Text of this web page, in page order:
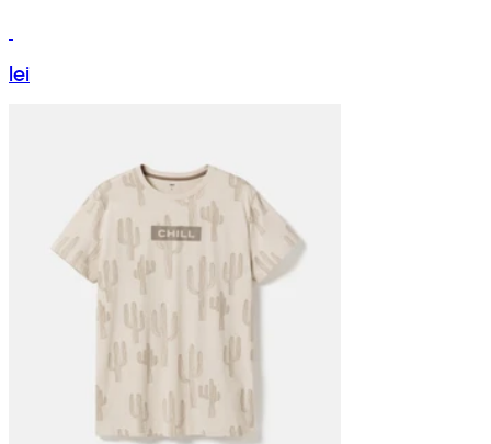
lei